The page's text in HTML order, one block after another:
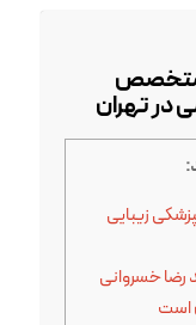
متخصص
در تهران
زیبایی
رضا خسروانی
است